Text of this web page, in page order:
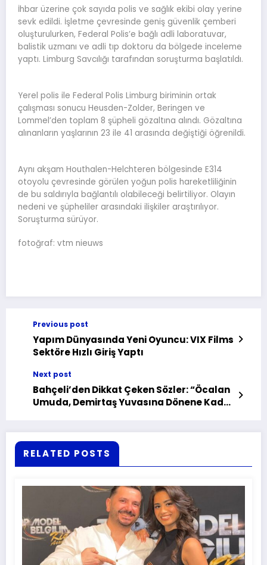
İhbar üzerine çok sayıda polis ve sağlık ekibi olay yerine
sevk edildi. İşletme çevresinde geniş güvenlik çemberi
oluşturulurken, Federal Polis’e bağlı adli laboratuvar,
balistik uzmanı ve adli tıp doktoru da bölgede inceleme
yaptı. Limburg Savcılığı tarafından soruşturma başlatıldı.
Yerel polis ile Federal Polis Limburg biriminin ortak
çalışması sonucu Heusden-Zolder, Beringen ve
Lommel’den toplam 8 şüpheli gözaltına alındı. Gözaltına
alınanların yaşlarının 23 ile 41 arasında değiştiği öğrenildi.
Aynı akşam Houthalen-Helchteren bölgesinde E314
otoyolu çevresinde görülen yoğun polis hareketliliğinin
de bu saldırıyla bağlantılı olabileceği belirtiliyor. Olayın
nedeni ve şüpheliler arasındaki ilişkiler araştırılıyor.
Soruşturma sürüyor.
fotoğraf: vtm nieuws
Previous post
Yapım Dünyasında Yeni Oyuncu: VIX Films
Sektöre Hızlı Giriş Yaptı
Next post
Bahçeli’den Dikkat Çeken Sözler: “Öcalan
Umuda, Demirtaş Yuvasına Dönene Kadar
RELATED POSTS